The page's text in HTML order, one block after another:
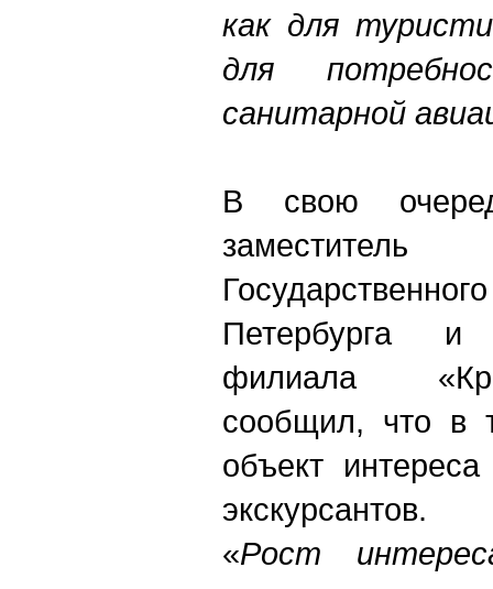
как для
для
санитарной
В свою
Петербурга и
филиала
сообщил, что в
объект
экскурсантов.
«Рост